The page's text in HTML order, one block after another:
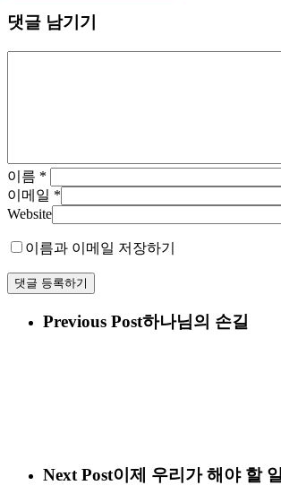
댓글 남기기
이름 *
이메일 *
Website
이름과 이메일 저장하기
Previous Post하나님의 손길
Next Post이제 우리가 해야 할 일